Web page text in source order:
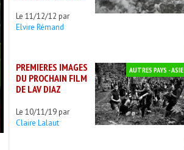
Le 11/12/12 par
Elvire Rémand
PREMIERES IMAGES
DU PROCHAIN FILM
DE LAV DIAZ
Le 10/11/19 par
Claire Lalaut
AUTRES PAYS - ASIE